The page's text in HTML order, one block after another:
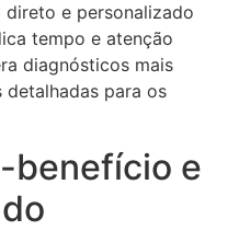
direto e personalizado
tempo e atenção
diagnósticos mais
detalhadas para os
benefício e